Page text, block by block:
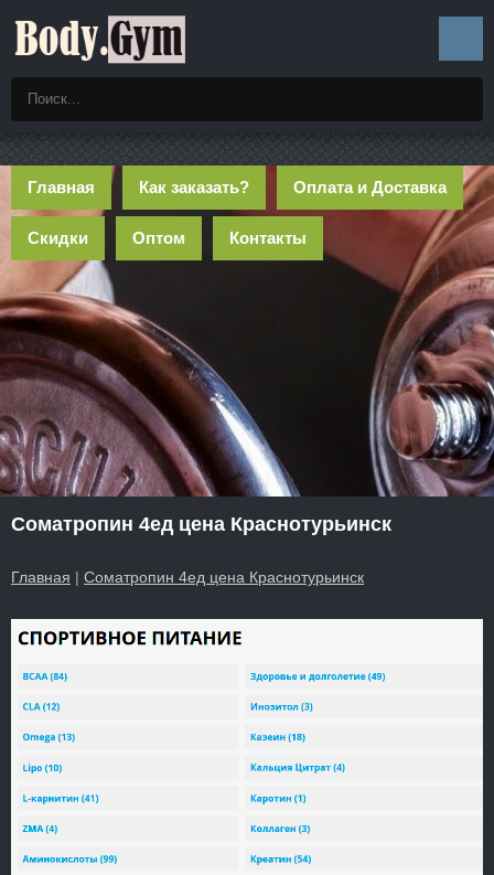
Главная Как заказать? Оплата и Доставка
Скидки Оптом Контакты
Cоматропин 4ед цена Краснотурьинск
Главная | Cоматропин 4ед цена Краснотурьинск